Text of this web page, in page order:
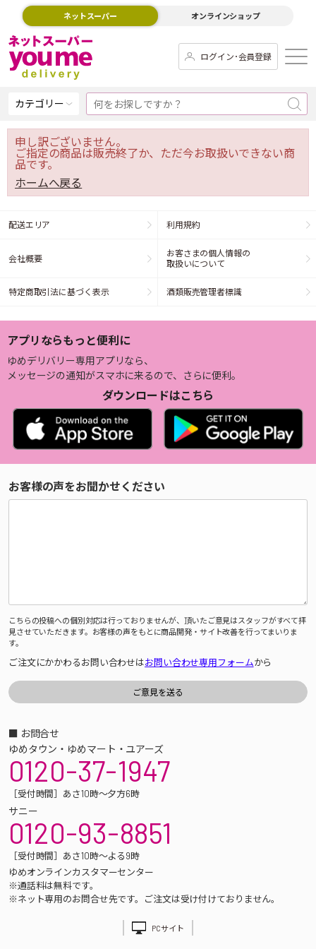
ネットスーパー オンラインショップ
ログイン･会員登録
カテゴリー
申し訳ございません。
ご指定の商品は販売終了か、ただ今お取扱いできない商
品です。
ホームへ戻る
配送エリア 利用規約
会社概要
お客さまの個人情報の
取扱いについて
特定商取引法に基づく表示 酒類販売管理者標識
アプリならもっと便利に
ゆめデリバリー専用アプリなら、
メッセージの通知がスマホに来るので、さらに便利。
ダウンロードはこちら
お客様の声をお聞かせください
こちらの投稿への個別対応は行っておりませんが、頂いたご意見はスタッフがすべて拝
見させていただきます。お客様の声をもとに商品開発・サイト改善を行ってまいりま
す。
ご注文にかかわるお問い合わせはお問い合わせ専用フォームから
■ お問合せ
ゆめタウン・ゆめマート・ユアーズ
0120-37-1947
［受付時間］あさ10時～夕方6時
サニー
0120-93-8851
［受付時間］あさ10時～よる9時
ゆめオンラインカスタマーセンター
※通話料は無料です。
※ネット専用のお問合せ先です。ご注文は受け付けておりません。
PCサイト